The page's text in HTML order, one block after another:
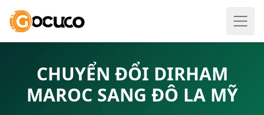
CHUYỂN ĐỔI DIRHAM
MAROC SANG ĐÔ LA MỸ